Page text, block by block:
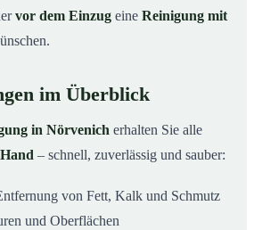
vor dem Einzug eine Reinigung mit
im Überblick
in Nörvenich erhalten Sie alle
– schnell, zuverlässig und sauber:
von Fett, Kalk und Schmutz
und Oberflächen